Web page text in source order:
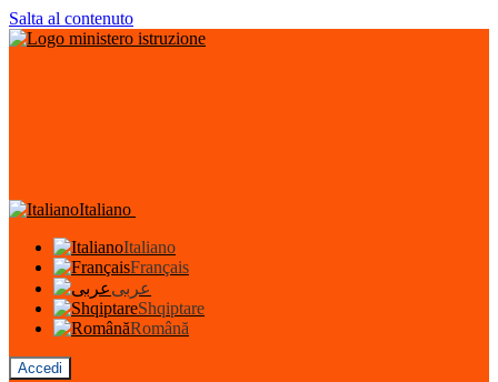
Salta al contenuto
Italiano
Italiano
Français
عربى
Shqiptare
Română
Accedi